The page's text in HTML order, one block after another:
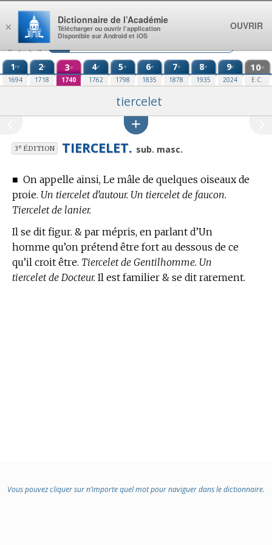
Aller au contenu
1re
1694
2e
1718
3e
1740
4e
1762
5e
1798
6e
1835
7e
1878
8e
1935
9e
2024
10e
E.C.
tiercelet
3eÉDITION TIERCELET. sub. masc.
■ On appelle ainsi, Le mâle de quelques oiseaux de
proie. Un tiercelet d’autour. Un tiercelet de faucon.
Tiercelet de lanier.
Il se dit figur. & par mépris, en parlant d’Un
homme qu’on prétend être fort au dessous de ce
qu’il croit être. Tiercelet de Gentilhomme. Un
tiercelet de Docteur. Il est familier & se dit rarement.
Vous pouvez cliquer sur n’importe quel mot pour naviguer dans le dictionnaire.
×
Dictionnaire de l’Académie
Télécharger ou ouvrir l’application
Disponible sur Android et iOS
OUVRIR